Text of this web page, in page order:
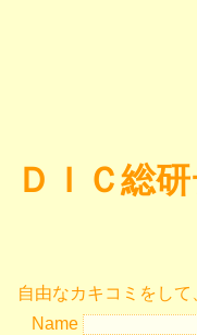
ＤＩＣ総
自由なカキコミをして
Name